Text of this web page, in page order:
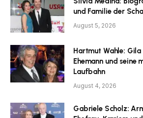
und Familie der
August 5, 2026
Hartmut Wahle: Gila
Ehemann und seine
Laufbahn
August 4, 2026
Gabriele Scholz: